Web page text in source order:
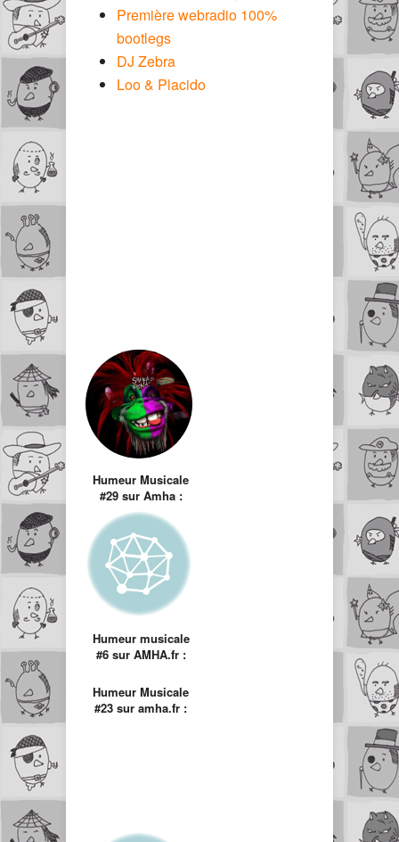
Première webradio 100%
bootlegs
DJ Zebra
Loo & Placido
Humeur Musicale
#29 sur Amha :
Shakaponk
Humeur musicale
#6 sur AMHA.fr :
Humeur Musicale
#23 sur amha.fr :